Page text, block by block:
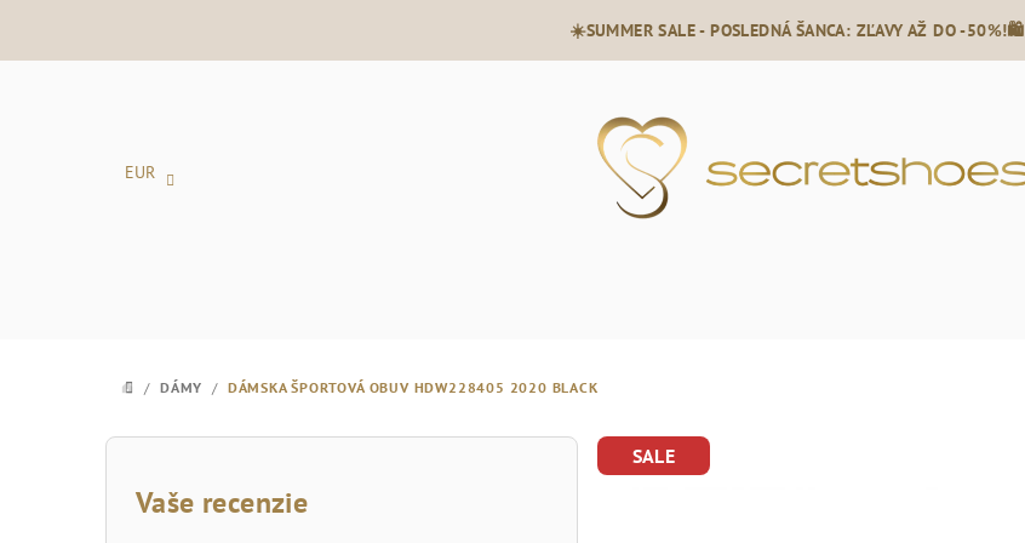
☀️SUMMER SALE - POSLEDNÁ ŠANCA: ZĽAVY AŽ DO -50%!🛍️
EUR
DOMOV
/ DÁMY / DÁMSKA ŠPORTOVÁ OBUV HDW228405 2020 BLACK
B
Vaše recenzie
SALE